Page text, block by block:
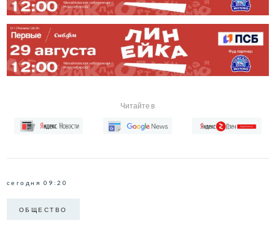
Читайте в
сегодня 09:20
ОБЩЕСТВО